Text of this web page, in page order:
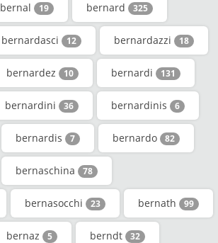
bernal 19 bernard 325
bernardasci 12 bernardazzi 18
bernardez 10 bernardi 131
bernardini 36 bernardinis 6
bernardis 7 bernardo 82
bernaschina 78
bernasocchi 23 bernath 99
bernaz 5 berndt 32